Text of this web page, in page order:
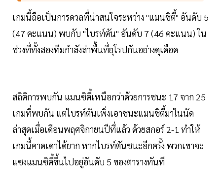
เกมนี้ถือเป็นการดวลที่น่าสนใจระหว่าง "แมนซิตี้" อันดับ 5
(47 คะแนน) พบกับ "ไบรท์ตัน" อันดับ 7 (46 คะแนน) ใน
ช่วงที่ทั้งสองทีมกำลังล่าพื้นที่ยุโรปกันอย่างดุเดือด
สถิติการพบกัน แมนซิตี้เหนือกว่าด้วยการชนะ 17 จาก 25
เกมที่พบกัน แต่ไบรท์ตันเพิ่งเอาชนะแมนซิตี้มาในนัด
ล่าสุดเมื่อเดือนพฤศจิกายนปีที่แล้ว ด้วยสกอร์ 2-1 ทำให้
เกมนี้คาดเดาได้ยาก หากไบรท์ตันชนะอีกครั้ง พวกเขาจะ
แซงแมนซิตี้ขึ้นไปอยู่อันดับ 5 ของตารางทันที